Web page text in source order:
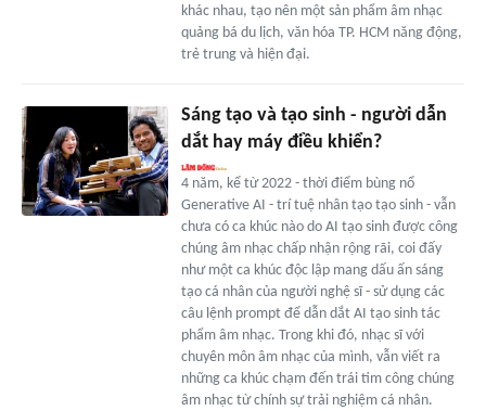
khác nhau, tạo nên một sản phẩm âm nhạc
quảng bá du lịch, văn hóa TP. HCM năng động,
trẻ trung và hiện đại.
Sáng tạo và tạo sinh - người dẫn
dắt hay máy điều khiển?
4 năm, kể từ 2022 - thời điểm bùng nổ
Generative AI - trí tuệ nhân tạo tạo sinh - vẫn
chưa có ca khúc nào do AI tạo sinh được công
chúng âm nhạc chấp nhận rộng rãi, coi đấy
như một ca khúc độc lập mang dấu ấn sáng
tạo cá nhân của người nghệ sĩ - sử dụng các
câu lệnh prompt để dẫn dắt AI tạo sinh tác
phẩm âm nhạc. Trong khi đó, nhạc sĩ với
chuyên môn âm nhạc của mình, vẫn viết ra
những ca khúc chạm đến trái tim công chúng
âm nhạc từ chính sự trải nghiệm cá nhân.